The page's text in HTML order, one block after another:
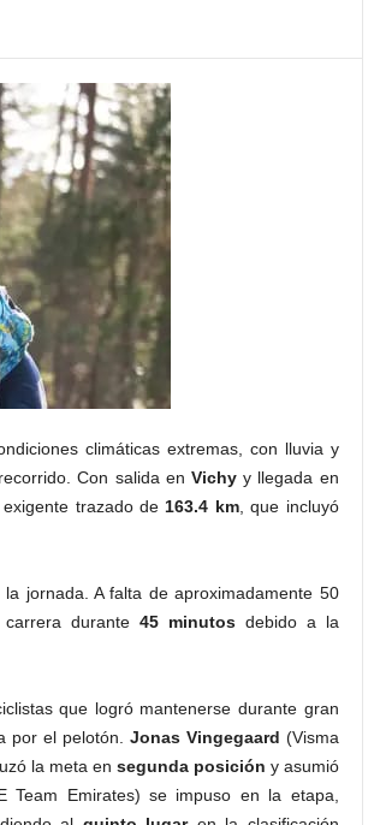
climáticas extremas, con lluvia y
Con salida en Vichyy llegada en
trazado de 163.4 km, que incluyó
jornada. A falta de aproximadamente 50
durante 45 minutosdebido a la
que logró mantenerse durante gran
por el pelotón. Jonas Vingegaard (Visma
la meta en segunda posición y asumió
Team Emirates) se impuso en la etapa,